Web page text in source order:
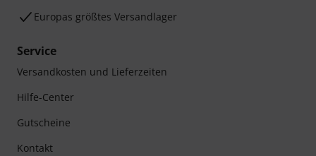
Europas größtes Versandlager
Service
Versandkosten und Lieferzeiten
Hilfe-Center
Gutscheine
Kontakt